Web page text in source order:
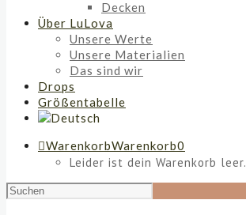
Decken
Über LuLova
Unsere Werte
Unsere Materialien
Das sind wir
Drops
Größentabelle
WarenkorbWarenkorb0
Leider ist dein Warenkorb leer.